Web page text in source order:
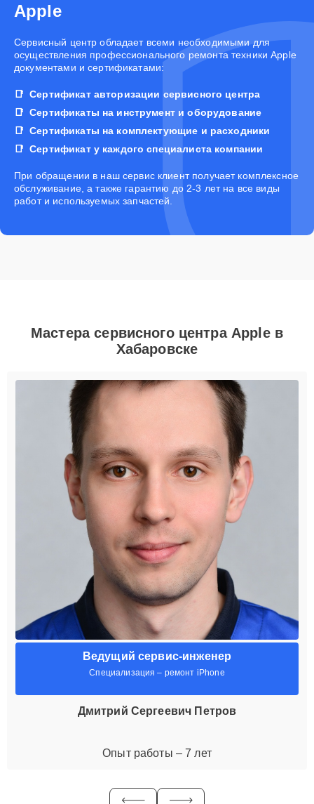
Apple
Cервисный центр обладает всеми необходимыми для
осуществления профессионального ремонта техники Apple
документами и сертификатами:
Сертификат авторизации сервисного центра
Сертификаты на инструмент и оборудование
Сертификаты на комплектующие и расходники
Сертификат у каждого специалиста компании
При обращении в наш сервис клиент получает комплексное
обслуживание, а также гарантию до 2-3 лет на все виды
работ и используемых запчастей.
Мастера сервисного центра Apple в
Хабаровске
Ведущий сервис-инженер
Специализация – ремонт iPhone
Дмитрий Сергеевич Петров
Опыт работы – 7 лет